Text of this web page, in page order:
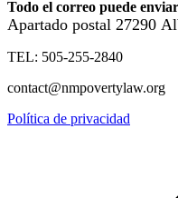
Todo el correo puede
Apartado postal 27290
TEL: 505-255-2840
contact@nmpovertylaw.org
Política de privacidad